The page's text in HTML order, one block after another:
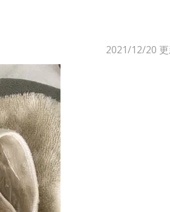
2021/12/20